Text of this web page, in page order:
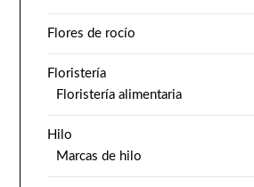
Flores de rocío
Floristería
Floristería alimentaria
Hilo
Marcas de hilo